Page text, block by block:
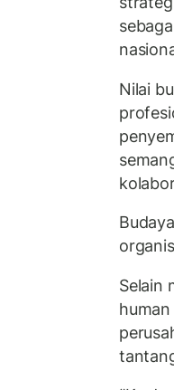
Nilai
Selain